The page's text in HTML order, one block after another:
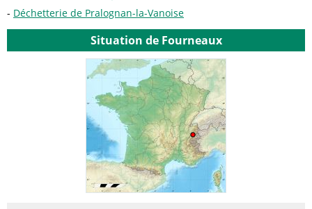
Déchetterie de Pralognan-la-Vanoise
Situation de Fourneaux